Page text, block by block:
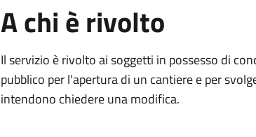
A chi è rivolto
Il servizio è rivolto ai soggetti in possesso di
pubblico per l'apertura di un cantiere e per
intendono chiedere una modifica.